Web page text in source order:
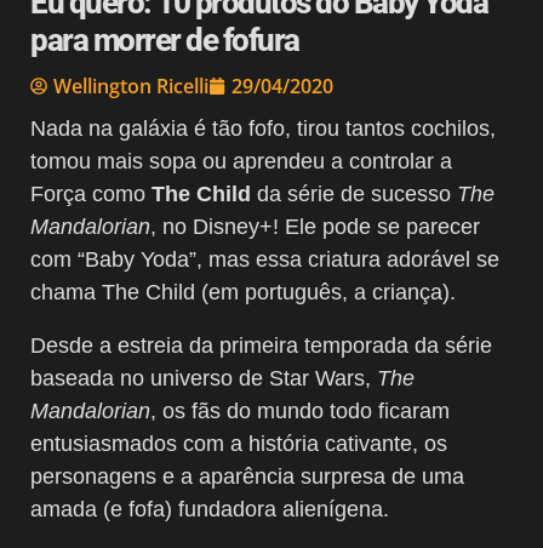
para morrer de fofura
Wellington Ricelli 29/04/2020
Nada na galáxia é tão fofo, tirou tantos cochilos,
tomou mais sopa ou aprendeu a controlar a
Força como The Child da série de sucesso The
Mandalorian, no Disney+! Ele pode se parecer
com “Baby Yoda”, mas essa criatura adorável se
chama The Child (em português, a criança).
Desde a estreia da primeira temporada da série
baseada no universo de Star Wars, The
Mandalorian, os fãs do mundo todo ficaram
entusiasmados com a história cativante, os
personagens e a aparência surpresa de uma
amada (e fofa) fundadora alienígena.